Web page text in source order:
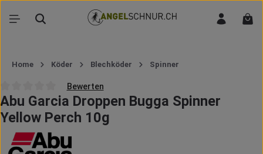
Zum Hauptinhalt springen
Home Köder Blechköder Spinner
Durchschnittliche Bewertung von 0 von 5 Sternen
Bewerten
Abu Garcia Droppen Bugga Spinner
Yellow Perch 10g